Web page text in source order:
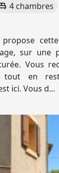
4 chambres
propose
sur une
Vous
tout en
ici. Vous d...